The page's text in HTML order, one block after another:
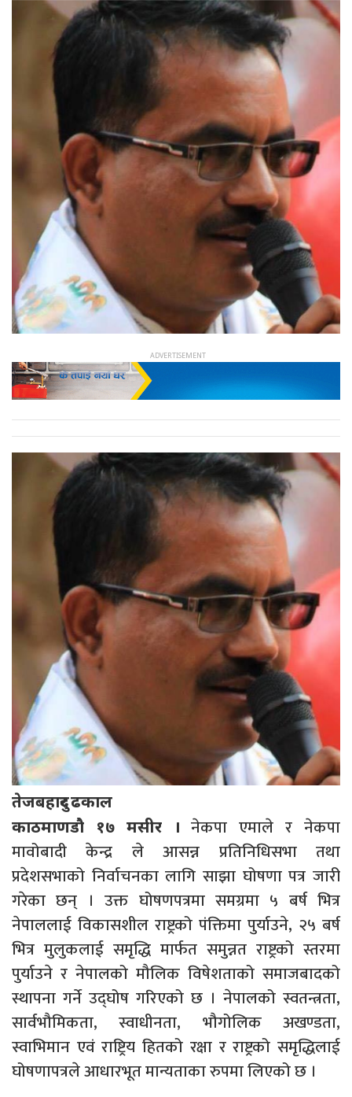
तेजबहादुर ढकाल
काठमाणडौ १७ मसीर । नेकपा एमाले र नेकपा
मावोबादी केन्द्र ले आसन्न प्रतिनिधिसभा तथा
प्रदेशसभाको निर्वाचनका लागि साझा घोषणा पत्र जारी
गरेका छन् । उक्त घोषणपत्रमा समग्रमा ५ बर्ष भित्र
नेपाललाई विकासशील राष्ट्रको पंक्तिमा पुर्याउने, २५ बर्ष
भित्र मुलुकलाई समृद्धि मार्फत समुन्नत राष्ट्रको स्तरमा
पुर्याउने र नेपालको मौलिक विषेशताको समाजबादको
स्थापना गर्ने उद्घोष गरिएको छ । नेपालको स्वतन्त्रता,
सार्वभौमिकता, स्वाधीनता, भौगोलिक अखण्डता,
स्वाभिमान एवं राष्ट्रिय हितको रक्षा र राष्ट्रको समृद्धिलाई
घोषणापत्रले आधारभूत मान्यताका रुपमा लिएको छ ।